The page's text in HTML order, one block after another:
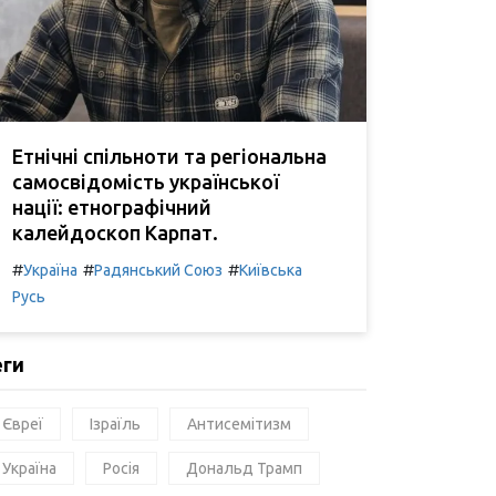
Етнічні спільноти та регіональна
самосвідомість української
нації: етнографічний
калейдоскоп Карпат.
#Україна #Радянський Союз #Київська
Русь
Євреї Ізраїль Антисемітизм
Україна Росія Дональд Трамп